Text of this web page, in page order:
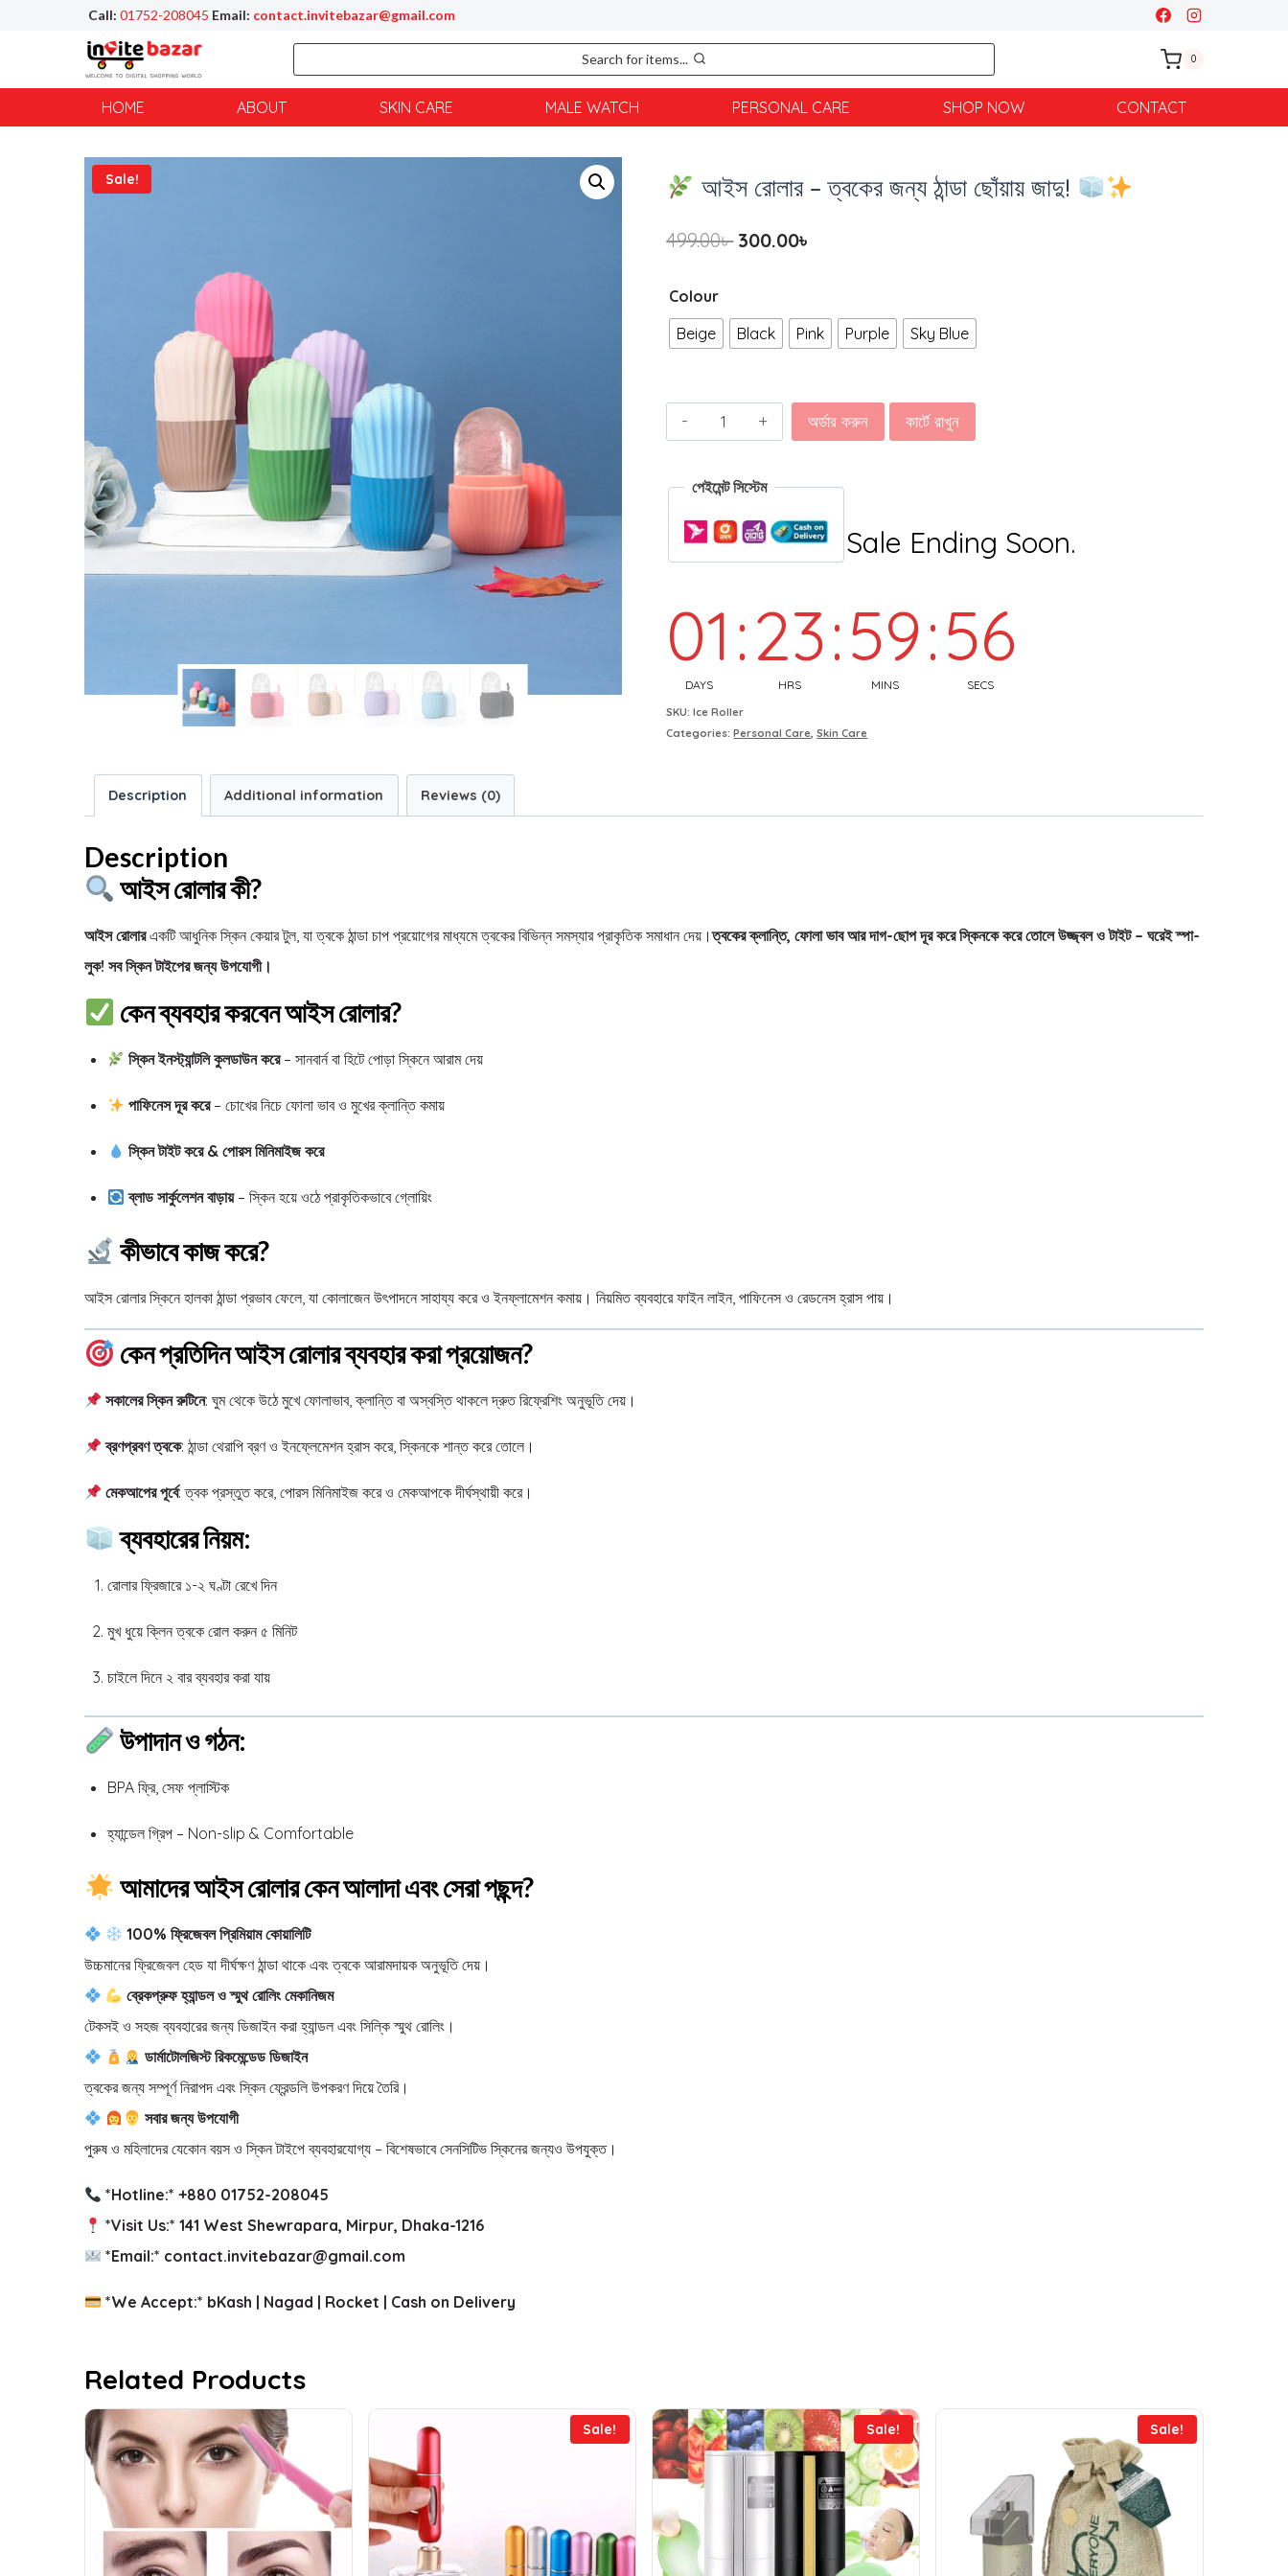
Call: 01752-208045 Email: contact.invitebazar@gmail.com
Search for items... 0
HOME ABOUT SKIN CARE MALE WATCH PERSONAL CARE SHOP NOW CONTACT
Sale! আইস রোলার – ত্বকের জন্য ঠান্ডা ছোঁয়ায় জাদু!
499.00৳ 300.00৳
Colour
Beige
Black Pink Purple Sky Blue
অর্ডার করুন কার্টে রাখুন
পেইমেন্ট সিস্টেম
Sale Ending Soon.
01
DAYS
:23
HRS
:59
MINS
:55
SECS
SKU:Ice Roller
Categories:Personal Care,Skin Care
Description Additional information Reviews (0)
Description
আইস রোলার কী?
আইস রোলারএকটি আধুনিক স্কিন কেয়ার টুল, যা ত্বকে ঠান্ডা চাপ প্রয়োগের মাধ্যমে ত্বকের বিভিন্ন সমস্যার প্রাকৃতিক সমাধান দেয়।ত্বকের ক্লান্তি, ফোলা ভাব আর দাগ-ছোপ দূর করে স্কিনকে করে তোলে উজ্জ্বল ও টাইট – ঘরেই স্পা-
লুক! সব স্কিন টাইপের জন্য উপযোগী।
কেন ব্যবহার করবেন আইস রোলার?
স্কিন ইনস্ট্যান্টলি কুলডাউন করে– সানবার্ন বা হিটে পোড়া স্কিনে আরাম দেয়
পাফিনেস দূর করে– চোখের নিচে ফোলা ভাব ও মুখের ক্লান্তি কমায়
স্কিন টাইট করে & পোরস মিনিমাইজ করে
ব্লাড সার্কুলেশন বাড়ায়– স্কিন হয়ে ওঠে প্রাকৃতিকভাবে গ্লোয়িং
কীভাবে কাজ করে?
আইস রোলার স্কিনে হালকা ঠান্ডা প্রভাব ফেলে, যা কোলাজেন উৎপাদনে সাহায্য করে ও ইনফ্লামেশন কমায়। নিয়মিত ব্যবহারে ফাইন লাইন, পাফিনেস ও রেডনেস হ্রাস পায়।
কেন প্রতিদিন আইস রোলার ব্যবহার করা প্রয়োজন?
সকালের স্কিন রুটিনে: ঘুম থেকে উঠে মুখে ফোলাভাব, ক্লান্তি বা অস্বস্তি থাকলে দ্রুত রিফ্রেশিং অনুভূতি দেয়।
ব্রণপ্রবণ ত্বকে: ঠান্ডা থেরাপি ব্রণ ও ইনফ্লেমেশন হ্রাস করে, স্কিনকে শান্ত করে তোলে।
মেকআপের পূর্বে: ত্বক প্রস্তুত করে, পোরস মিনিমাইজ করে ও মেকআপকে দীর্ঘস্থায়ী করে।
ব্যবহারের নিয়ম:
রোলার ফ্রিজারে ১-২ ঘণ্টা রেখে দিন
মুখ ধুয়ে ক্লিন ত্বকে রোল করুন ৫ মিনিট
চাইলে দিনে ২ বার ব্যবহার করা যায়
উপাদান ও গঠন:
BPA ফ্রি, সেফ প্লাস্টিক
হ্যান্ডেল গ্রিপ – Non-slip & Comfortable
আমাদের আইস রোলার কেন আলাদা এবং সেরা পছন্দ?
100% ফ্রিজেবল প্রিমিয়াম কোয়ালিটি
উচ্চমানের ফ্রিজেবল হেড যা দীর্ঘক্ষণ ঠান্ডা থাকে এবং ত্বকে আরামদায়ক অনুভূতি দেয়।
ব্রেকপ্রুফ হ্যান্ডল ও স্মুথ রোলিং মেকানিজম
টেকসই ও সহজ ব্যবহারের জন্য ডিজাইন করা হ্যান্ডল এবং সিল্কি স্মুথ রোলিং।
ডার্মাটোলজিস্ট রিকমেন্ডেড ডিজাইন
ত্বকের জন্য সম্পূর্ণ নিরাপদ এবং স্কিন ফ্রেন্ডলি উপকরণ দিয়ে তৈরি।
সবার জন্য উপযোগী
পুরুষ ও মহিলাদের যেকোন বয়স ও স্কিন টাইপে ব্যবহারযোগ্য – বিশেষভাবে সেনসিটিভ স্কিনের জন্যও উপযুক্ত।
*Hotline:* +880 01752-208045
*Visit Us:* 141 West Shewrapara, Mirpur, Dhaka-1216
*Email:* contact.invitebazar@gmail.com
*We Accept:* bKash | Nagad | Rocket | Cash on Delivery
Related Products
Sale! Sale! Sale!